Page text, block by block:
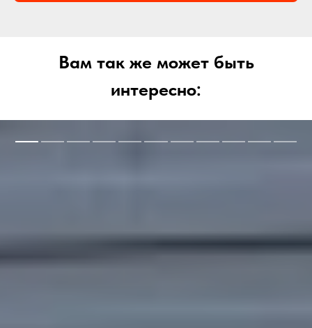
Вам так же может быть
интересно: